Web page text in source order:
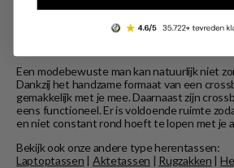
Een modebewuste man kan natuurlijk niet
Dankzij het handzame formaat van een
gemakkelijk met je mee. Daarnaast zijn
eens functioneel. Er is voldoende ruimte
en niet constant rond hoeft te lopen met je
Bekijk ook onze andere type herentassen:
Laptoptassen | Aktetassen | Rugzakken |